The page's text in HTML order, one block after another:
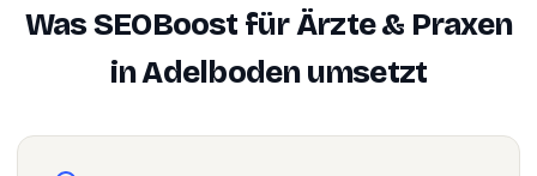
Was SEOBoost fürÄrzte & Praxen
inAdelbodenumsetzt